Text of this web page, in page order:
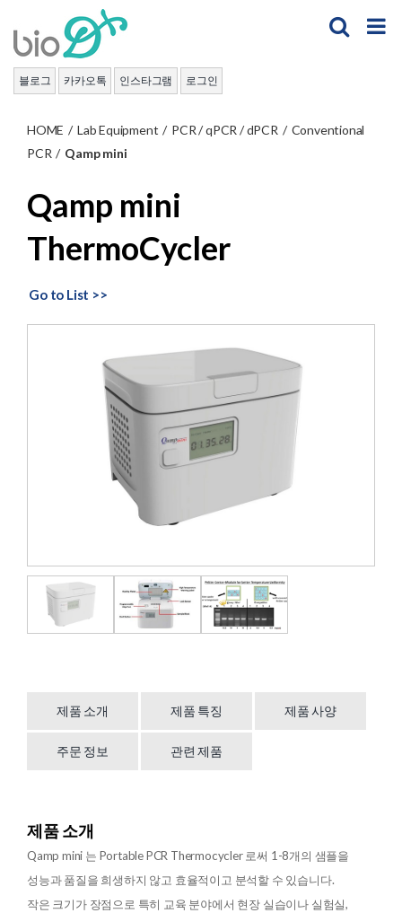
content
블로그 카카오톡 인스타그램 로그인
HOME / Lab Equipment / PCR / qPCR / dPCR / Conventional
PCR / Qamp mini
Qamp mini
ThermoCycler
Go to List >>
제품 소개 제품 특징 제품 사양
주문 정보 관련 제품
제품 소개
Qamp mini 는 Portable PCR Thermocycler 로써 1-8개의 샘플을
성능과 품질을 희생하지 않고 효율적이고 분석할 수 있습니다.
작은 크기가 장점으로 특히 교육 분야에서 현장 실습이나 실험실,